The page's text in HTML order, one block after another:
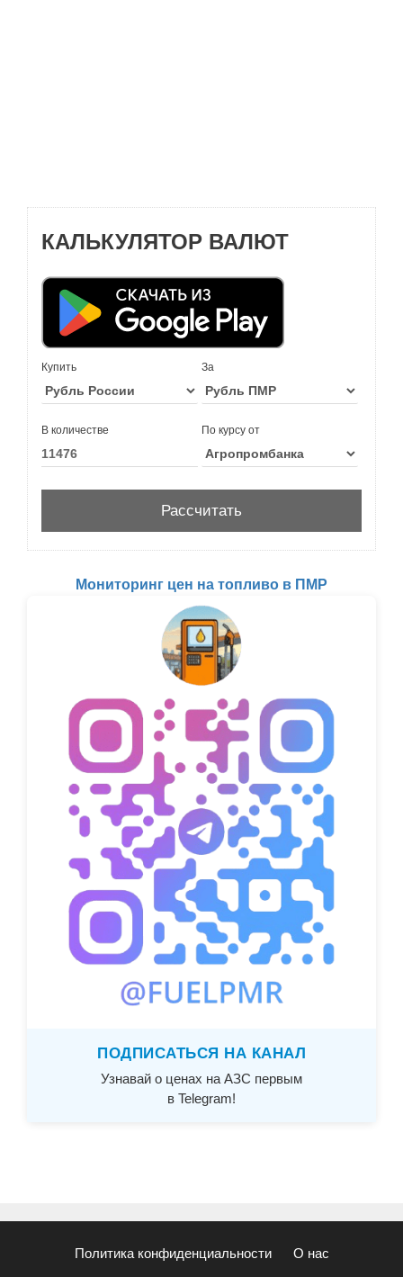
КАЛЬКУЛЯТОР ВАЛЮТ
Купить За
В количестве По курсу от
Мониторинг цен на топливо в ПМР
ПОДПИСАТЬСЯ НА КАНАЛ
Узнавай о ценах на АЗС первым
в Telegram!
Политика конфиденциальности О нас